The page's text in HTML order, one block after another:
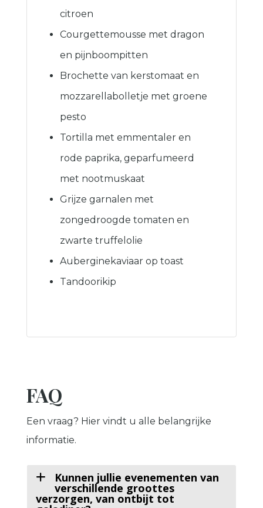
citroen
Courgettemousse met dragon
en pijnboompitten
Brochette van kerstomaat en
mozzarellabolletje met groene
pesto
Tortilla met emmentaler en
rode paprika, geparfumeerd
met nootmuskaat
Grijze garnalen met
zongedroogde tomaten en
zwarte truffelolie
Auberginekaviaar op toast
Tandoorikip
FAQ
Een vraag? Hier vindt u alle belangrijke
informatie.
Kunnen jullie evenementen van
verschillende groottes
verzorgen, van ontbijt tot